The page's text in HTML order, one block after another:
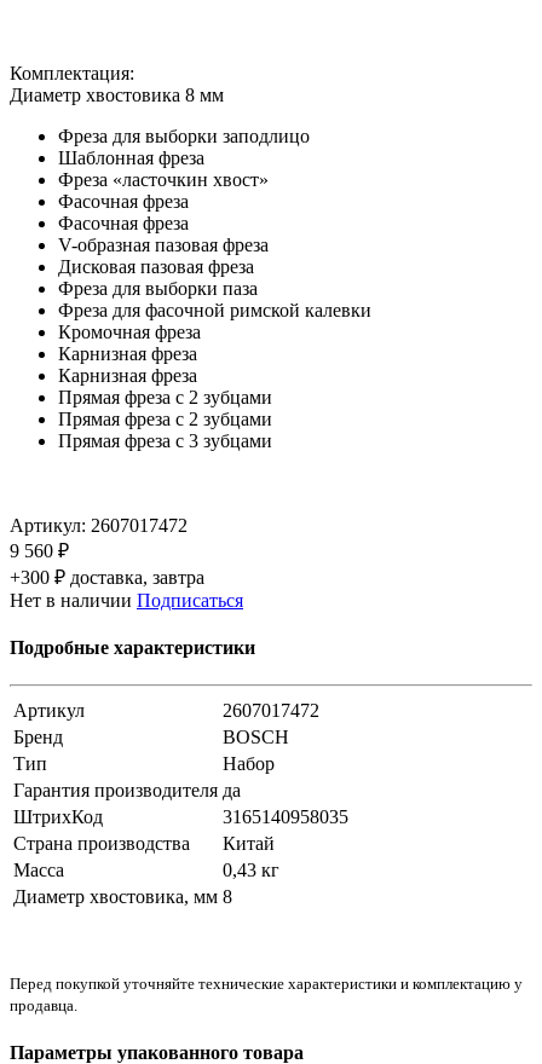
Комплектация:
Диаметр хвостовика 8 мм
Фреза для выборки заподлицо
Шаблонная фреза
Фреза «ласточкин хвост»
Фасочная фреза
Фасочная фреза
V-образная пазовая фреза
Дисковая пазовая фреза
Фреза для выборки паза
Фреза для фасочной римской калевки
Кромочная фреза
Карнизная фреза
Карнизная фреза
Прямая фреза с 2 зубцами
Прямая фреза с 2 зубцами
Прямая фреза с 3 зубцами
Артикул: 2607017472
9 560 ₽
+300 ₽ доставка, завтра
Нет в наличии Подписаться
Подробные характеристики
Артикул
2607017472
Бренд
BOSCH
Тип
Набор
Гарантия производителя да
ШтрихКод
3165140958035
Страна производства
Китай
Масса
0,43 кг
Диаметр хвостовика, мм 8
Перед покупкой уточняйте технические характеристики и комплектацию у
продавца.
Параметры упакованного товара